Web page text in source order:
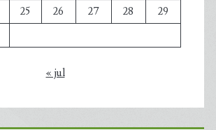
25 26 27 28
29
« jul